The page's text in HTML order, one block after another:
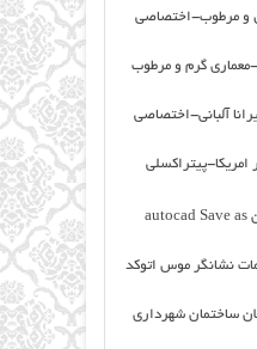
و مرطوب-اختصاصی
معماری گرم و مرطوب
آلبانی-اختصاصی
پیتراکسلی
نشانگر موس اتوکد
ساختمان شهرداری